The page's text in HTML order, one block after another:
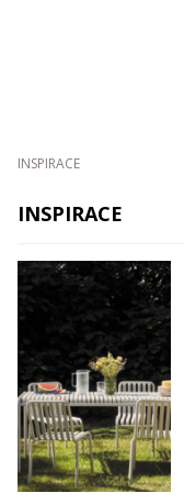
INSPIRACE
INSPIRACE